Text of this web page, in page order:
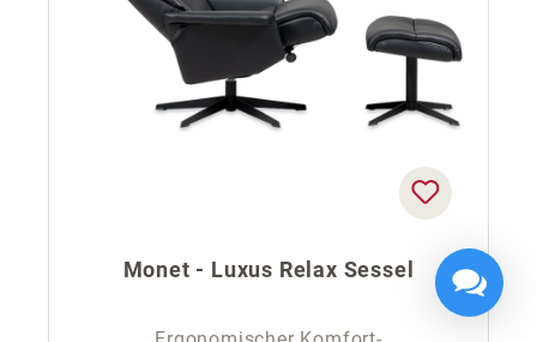
Monet - Luxus Relax Sessel